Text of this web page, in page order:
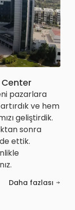
pazarlara
ve hem
geliştirdik.
sonra
ettik.
Daha fazlası